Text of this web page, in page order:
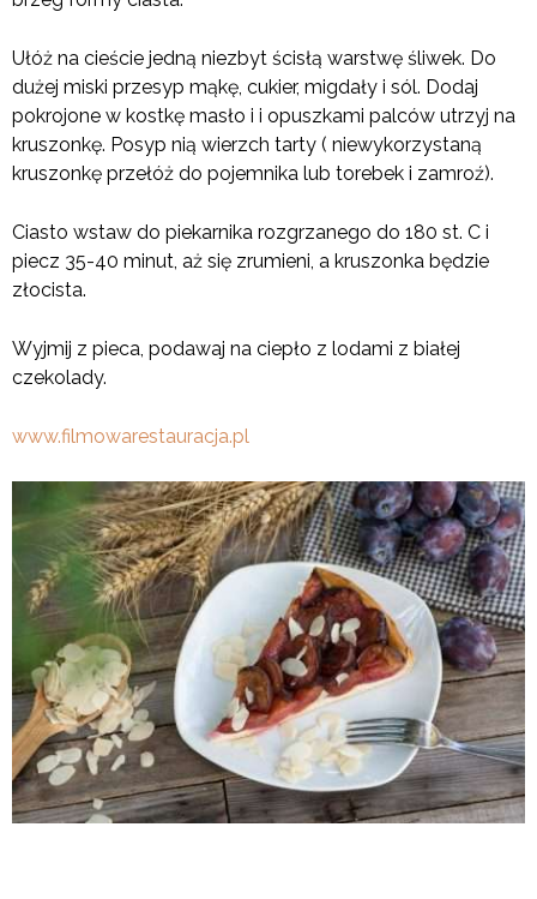
Ułóż na cieście jedną niezbyt ścisłą warstwę śliwek. Do
dużej miski przesyp mąkę, cukier, migdały i sól. Dodaj
pokrojone w kostkę masło i i opuszkami palców utrzyj na
kruszonkę. Posyp nią wierzch tarty ( niewykorzystaną
kruszonkę przełóż do pojemnika lub torebek i zamroź).
Ciasto wstaw do piekarnika rozgrzanego do 180 st. C i
piecz 35-40 minut, aż się zrumieni, a kruszonka będzie
złocista.
Wyjmij z pieca, podawaj na ciepło z lodami z białej
czekolady.
www.filmowarestauracja.pl